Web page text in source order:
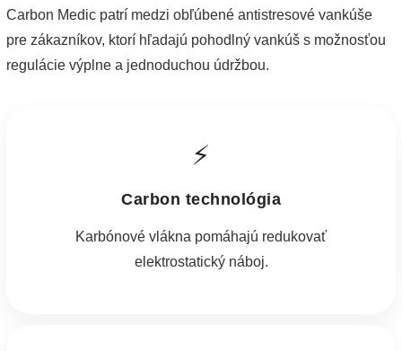
Carbon Medic patrí medzi obľúbené antistresové vankúše
pre zákazníkov, ktorí hľadajú pohodlný vankúš s možnosťou
regulácie výplne a jednoduchou údržbou.
⚡
Carbon technológia
Karbónové vlákna pomáhajú redukovať
elektrostatický náboj.